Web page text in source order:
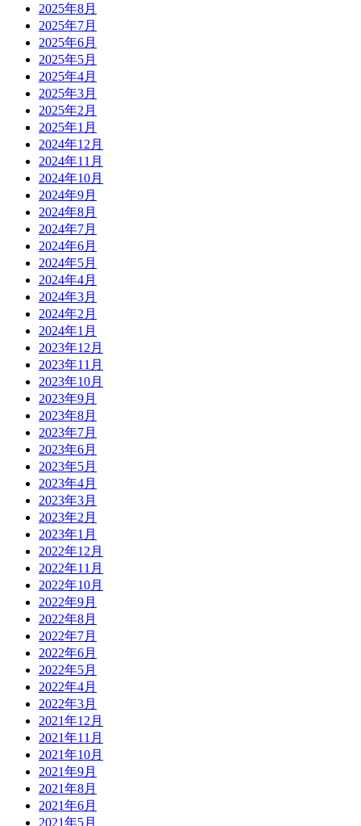
2025年8月
2025年7月
2025年6月
2025年5月
2025年4月
2025年3月
2025年2月
2025年1月
2024年12月
2024年11月
2024年10月
2024年9月
2024年8月
2024年7月
2024年6月
2024年5月
2024年4月
2024年3月
2024年2月
2024年1月
2023年12月
2023年11月
2023年10月
2023年9月
2023年8月
2023年7月
2023年6月
2023年5月
2023年4月
2023年3月
2023年2月
2023年1月
2022年12月
2022年11月
2022年10月
2022年9月
2022年8月
2022年7月
2022年6月
2022年5月
2022年4月
2022年3月
2021年12月
2021年11月
2021年10月
2021年9月
2021年8月
2021年6月
2021年5月